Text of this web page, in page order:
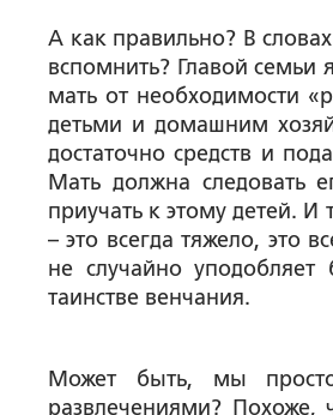
А как правильно? В
вспомнить? Главой семьи
мать от необходимости
детьми и домашним
достаточно средств и
Мать должна следовать
приучать к этому детей. И
– это всегда тяжело, это
не случайно
таинстве венчания.
Может быть, мы
развлечениями?